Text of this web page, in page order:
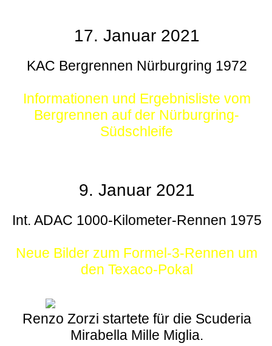
17. Januar 2021
KAC Bergrennen Nürburgring 1972
Informationen und Ergebnisliste vom
Bergrennen auf der Nürburgring-
Südschleife
9. Januar 2021
Int. ADAC 1000-Kilometer-Rennen 1975
Neue Bilder zum Formel-3-Rennen um
den Texaco-Pokal
Renzo Zorzi startete für die Scuderia
Mirabella Mille Miglia.